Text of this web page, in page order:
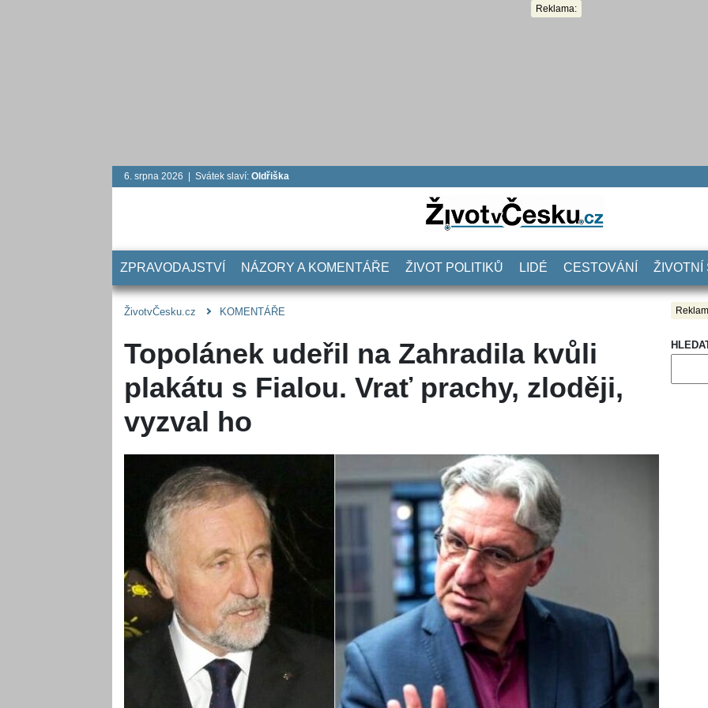
Reklama:
6. srpna 2026 | Svátek slaví: Oldřiška
ZPRAVODAJSTVÍ NÁZORY A KOMENTÁŘE ŽIVOT POLITIKŮ LIDÉ CESTOVÁNÍ ŽIVOTNÍ
ŽivotvČesku.cz KOMENTÁŘE
Topolánek udeřil na Zahradila kvůli
plakátu s Fialou. Vrať prachy, zloději,
vyzval ho